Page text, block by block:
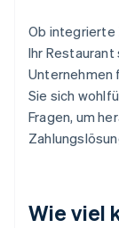
Ob integrierte
Ihr Restaurant
Unternehmen
Sie sich
Fragen, um
Wie viel